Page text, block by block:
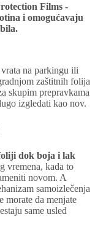
Films -
i omogućavaju
na parkingu ili
zaštitnih folija
skupim prepravkama
izgledati kao nov.
dok boja i lak
vremena, kada to
novom. A
samoizlečenja
morate da menjate
same usled